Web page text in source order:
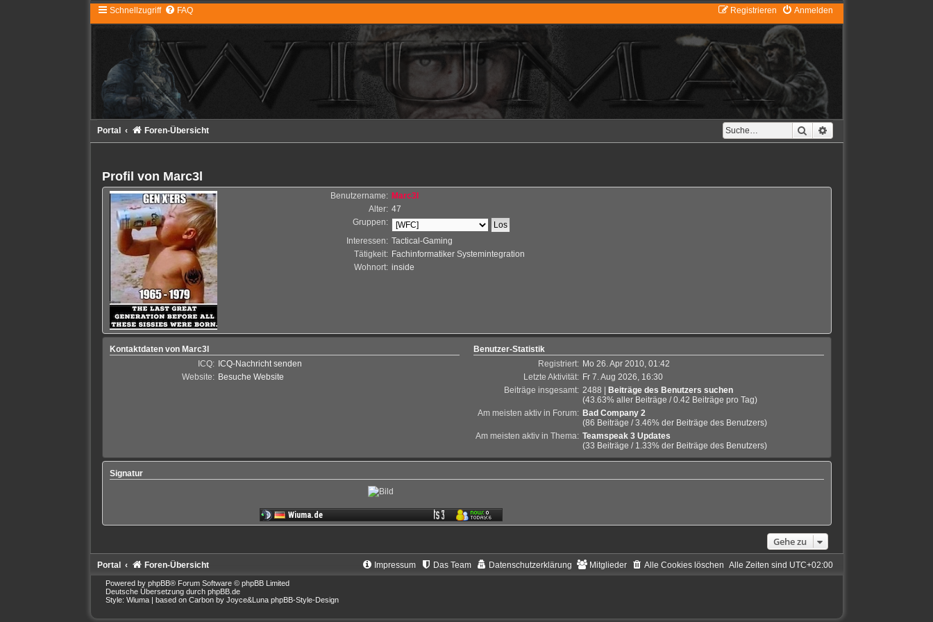
Schnellzugriff FAQ Anmelden
Registrieren
Suche
Portal Foren-Übersicht
Profil von Marc3l
Benutzername: Marc3l
Alter: 47
Gruppen:
Interessen: Tactical-Gaming
Tätigkeit: Fachinformatiker Systemintegration
Wohnort: inside
Kontaktdaten von Marc3l
ICQ: ICQ-Nachricht senden
Website: Besuche Website
Benutzer-Statistik
Registriert: Mo 26. Apr 2010, 01:42
Letzte Aktivität: Fr 7. Aug 2026, 16:30
Beiträge insgesamt: 2488 |
Beiträge des Benutzers suchen
(43.63% aller Beiträge / 0.42 Beiträge pro Tag)
Am meisten aktiv in Forum: Bad Company 2
(86 Beiträge / 3.46% der Beiträge des Benutzers)
Am meisten aktiv in Thema: Teamspeak 3 Updates
(33 Beiträge / 1.33% der Beiträge des Benutzers)
Signatur
Gehe zu
Portal Foren-Übersicht Alle Zeiten sind UTC+02:00
Alle Cookies löschen
Mitglieder
Datenschutzerklärung
Das Team
Impressum
Powered by phpBB® Forum Software © phpBB Limited
Deutsche Übersetzung durch phpBB.de
Style: Wiuma | based on Carbon by Joyce&Luna phpBB-Style-Design